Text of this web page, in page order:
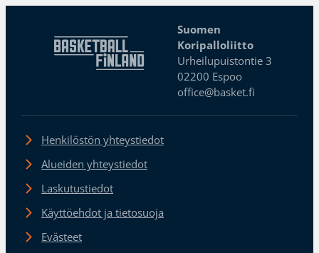
Suomen
Koripalloliitto
Urheilupuistontie 3
02200 Espoo
office@basket.fi
Henkilöstön yhteystiedot
Alueiden yhteystiedot
Laskutustiedot
Käyttöehdot ja tietosuoja
Evästeet